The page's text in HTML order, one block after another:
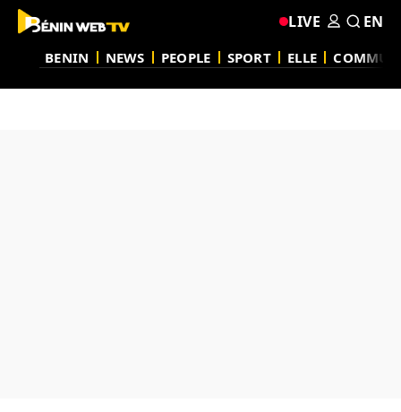
BENIN NEWS PEOPLE SPORT ELLE
LIVE EN